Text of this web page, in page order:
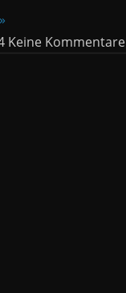
Keine Kommentare